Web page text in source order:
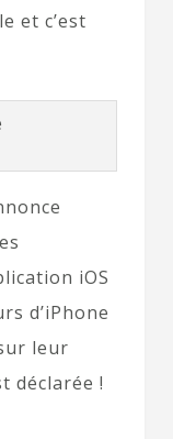
et c’est
iOS
d’iPhone
leur
déclarée !